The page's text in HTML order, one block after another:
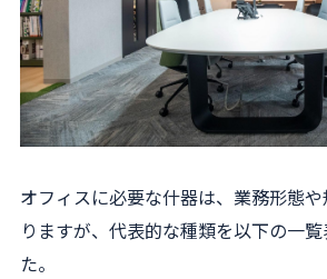
オフィスに必要な什器は、業務形態
りますが、代表的な種類を以下の一
た。